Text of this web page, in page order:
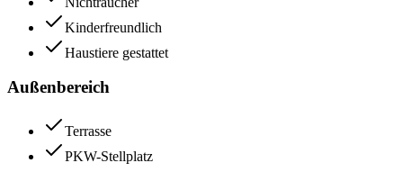
Kinderfreundlich
Haustiere gestattet
Außenbereich
Terrasse
PKW-Stellplatz